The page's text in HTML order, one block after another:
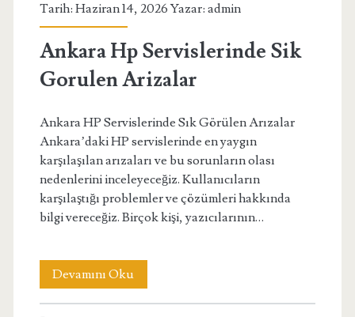
Sustainable
Development
Tarih: Haziran 14, 2026 Yazar: admin
Ankara Hp Servislerinde Sik
Gorulen Arizalar
Ankara HP Servislerinde Sık Görülen Arızalar
Ankara’daki HP servislerinde en yaygın
karşılaşılan arızaları ve bu sorunların olası
nedenlerini inceleyeceğiz. Kullanıcıların
karşılaştığı problemler ve çözümleri hakkında
bilgi vereceğiz. Birçok kişi, yazıcılarının…
Devamını OkuAnkara
Hp